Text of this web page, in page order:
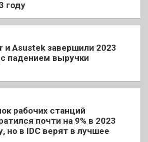
году
и Asustek завершили 2023
с падением выручки
рабочих станций
почти на 9% в 2023
но в IDC верят в лучшее